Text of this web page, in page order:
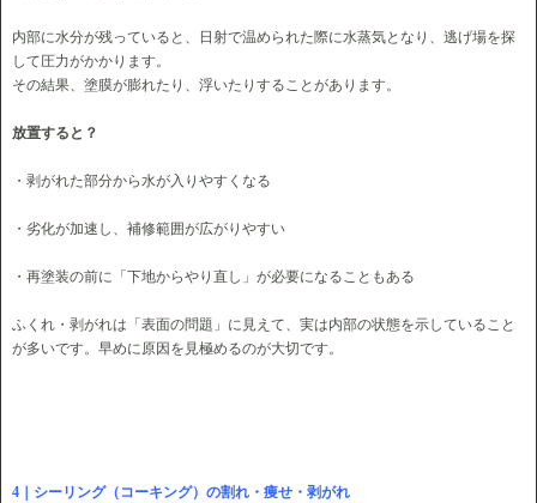
内部に水分が残っていると、日射で温められた際に水蒸気となり、逃げ場を探
して圧力がかかります。
その結果、塗膜が膨れたり、浮いたりすることがあります。
放置すると？
・剥がれた部分から水が入りやすくなる
・劣化が加速し、補修範囲が広がりやすい
・再塗装の前に「下地からやり直し」が必要になることもある
ふくれ・剥がれは「表面の問題」に見えて、実は内部の状態を示していること
が多いです。早めに原因を見極めるのが大切です。
4｜シーリング（コーキング）の割れ・痩せ・剥がれ